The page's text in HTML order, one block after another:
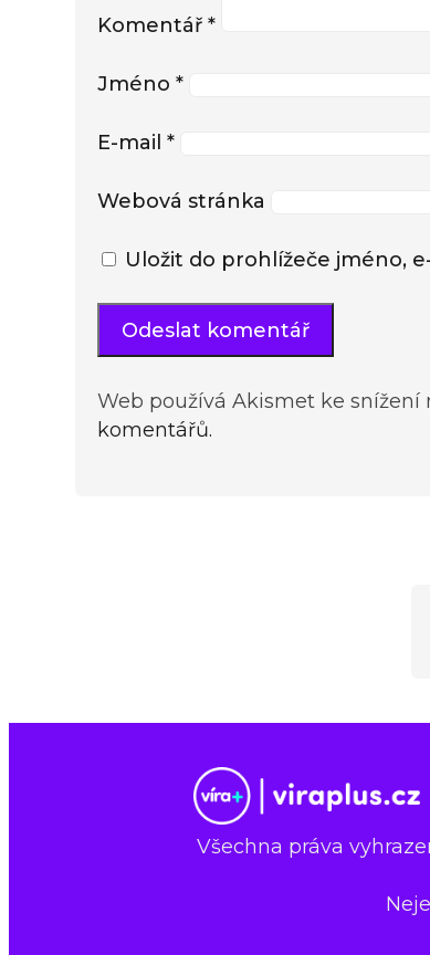
Komentář*
Jméno*
E-mail*
Webová stránka
Uložit do prohlížeče jméno,
Web používá Akismet ke snížení
komentářů.
Všechna práva